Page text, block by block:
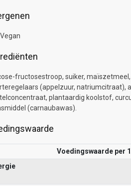
Vegan
fructosestroop, suiker,
(appelzuur, natriumcitraat),
plantaardig koolstof,
(carnaubawas).
Voedingswaarde per